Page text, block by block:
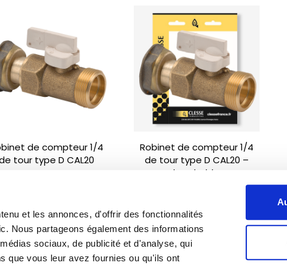
et les annonces, d'offrir des fonctionnalités
Nous partageons également des informations
sociaux, de publicité et d'analyse, qui
que vous leur avez fournies ou qu'ils ont
de compteur 1/4
tour type D CAL20
Robinet de compteur 1/4
de tour type D CAL20 –
brochable